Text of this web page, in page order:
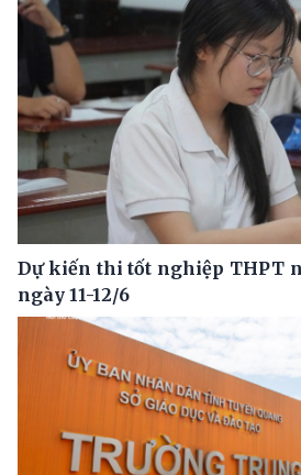
Dự kiến thi tốt nghiệp THPT
ngày 11-12/6